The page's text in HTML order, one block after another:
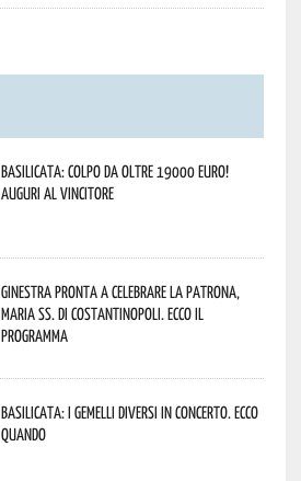
Basilicata: colpo da oltre 19000 Euro!
Auguri al vincitore
Ginestra pronta a celebrare la Patrona,
Maria SS. di Costantinopoli. Ecco il
programma
Basilicata: i Gemelli DiVersi in concerto. Ecco
quando